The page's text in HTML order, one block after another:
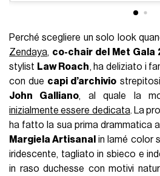
Perché scegliere un solo look
Zendaya, co-chair del Met Gala
stylist Law Roach, ha deliziato i
con due capi d’archivio
John Galliano, al quale la
inizialmente essere dedicata. La
ha fatto la sua prima drammatica
Margiela Artisanal in lamé color
iridescente, tagliato in sbieco e
in raso duchesse con motivi